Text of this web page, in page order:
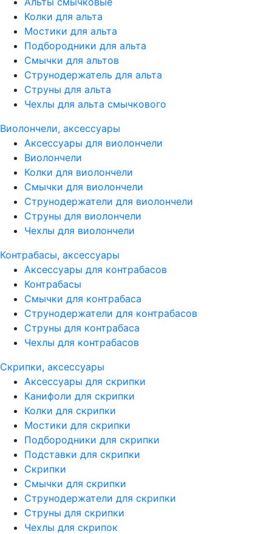
Колки для альта
Мостики для альта
Подбородники для альта
Смычки для альтов
Струнодержатель для альта
Струны для альта
Чехлы для альта смычкового
Виолончели, аксессуары
Аксессуары для виолончели
Виолончели
Колки для виолончели
Смычки для виолончели
Струнодержатели для виолончели
Струны для виолончели
Чехлы для виолончели
Контрабасы, аксессуары
Аксессуары для контрабасов
Контрабасы
Смычки для контрабаса
Струнодержатели для контрабасов
Струны для контрабаса
Чехлы для контрабасов
Скрипки, аксессуары
Аксессуары для скрипки
Канифоли для скрипки
Колки для скрипки
Мостики для скрипки
Подбородники для скрипки
Подставки для скрипки
Скрипки
Смычки для скрипки
Струнодержатели для скрипки
Струны для скрипки
Чехлы для скрипок